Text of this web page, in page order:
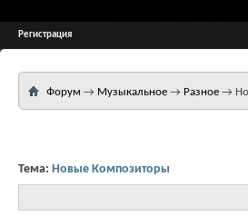
Регистрация
Форум → Музыкальное → Разное →
Тема: Новые Композиторы